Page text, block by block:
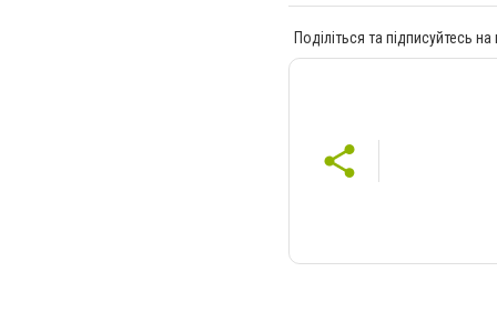
Поділіться та підписуйтесь